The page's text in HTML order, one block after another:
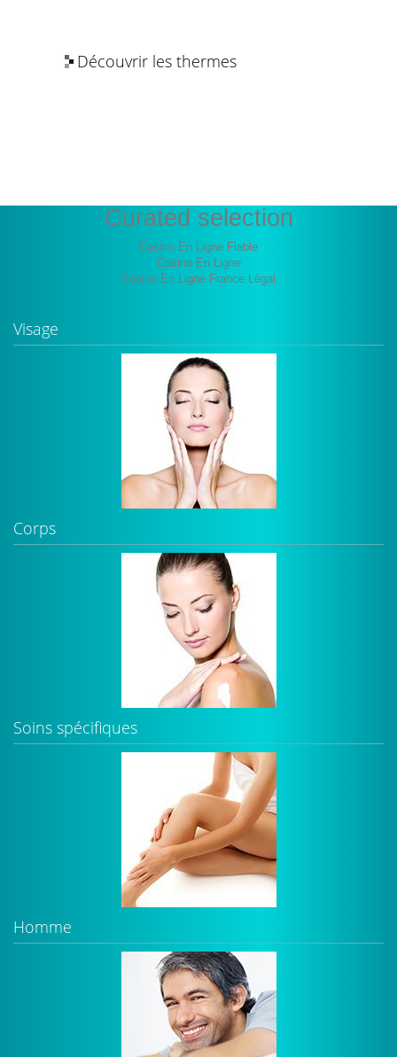
Découvrir les thermes
Curated selection
Casino En Ligne Fiable
Casino En Ligne
Casino En Ligne France Légal
Visage
Corps
Soins spécifiques
Homme